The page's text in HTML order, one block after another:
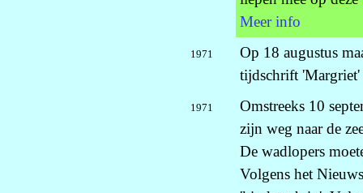
Meer info
1971
Op 18 augustus
tijdschrift 'Margriet'
1971
Omstreeks 10
zijn weg naar de
De wadlopers
Volgens het